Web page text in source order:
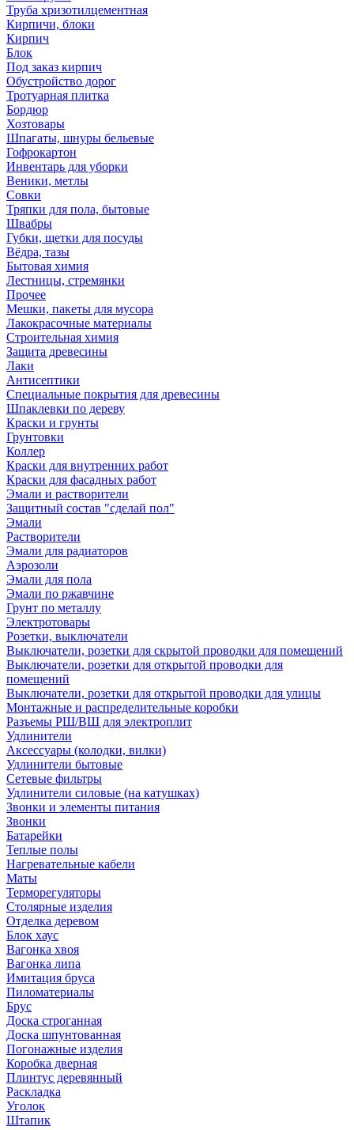
Труба хризотилцементная
Кирпичи, блоки
Кирпич
Блок
Под заказ кирпич
Обустройство дорог
Тротуарная плитка
Бордюр
Хозтовары
Шпагаты, шнуры бельевые
Гофрокартон
Инвентарь для уборки
Веники, метлы
Совки
Тряпки для пола, бытовые
Швабры
Губки, щетки для посуды
Вёдра, тазы
Бытовая химия
Лестницы, стремянки
Прочее
Мешки, пакеты для мусора
Лакокрасочные материалы
Строительная химия
Защита древесины
Лаки
Антисептики
Специальные покрытия для древесины
Шпаклевки по дереву
Краски и грунты
Грунтовки
Коллер
Краски для внутренних работ
Краски для фасадных работ
Эмали и растворители
Защитный состав "сделай пол"
Эмали
Растворители
Эмали для радиаторов
Аэрозоли
Эмали для пола
Эмали по ржавчине
Грунт по металлу
Электротовары
Розетки, выключатели
Выключатели, розетки для скрытой проводки для помещений
Выключатели, розетки для открытой проводки для
помещений
Выключатели, розетки для открытой проводки для улицы
Монтажные и распределительные коробки
Разъемы РШ/ВШ для электроплит
Удлинители
Аксессуары (колодки, вилки)
Удлинители бытовые
Сетевые фильтры
Удлинители силовые (на катушках)
Звонки и элементы питания
Звонки
Батарейки
Теплые полы
Нагревательные кабели
Маты
Терморегуляторы
Столярные изделия
Отделка деревом
Блок хаус
Вагонка хвоя
Вагонка липа
Имитация бруса
Пиломатериалы
Брус
Доска строганная
Доска шпунтованная
Погонажные изделия
Коробка дверная
Плинтус деревянный
Раскладка
Уголок
Штапик